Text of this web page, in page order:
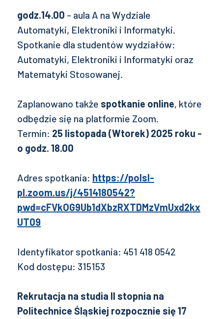
godz.14.00 - aula A na Wydziale
Automatyki, Elektroniki i Informatyki.
Spotkanie dla studentów wydziałów:
Automatyki, Elektroniki i Informatyki oraz
Matematyki Stosowanej.
Zaplanowano także spotkanie online, które
odbędzie się na platformie Zoom.
Termin: 25 listopada (Wtorek) 2025 roku -
o godz. 18.00
Adres spotkania: https://polsl-
pl.zoom.us/j/4514180542?
pwd=cFVkOG9Ub1dXbzRXTDMzVmUxd2kx
UT09
Identyfikator spotkania: 451 418 0542
Kod dostępu: 315153
Rekrutacja na studia II stopnia na
Politechnice Śląskiej rozpocznie się 17